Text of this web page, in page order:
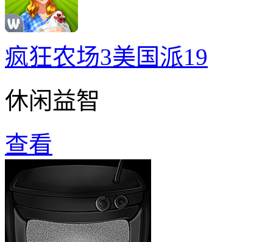
疯狂农场3美国派19
休闲益智
查看